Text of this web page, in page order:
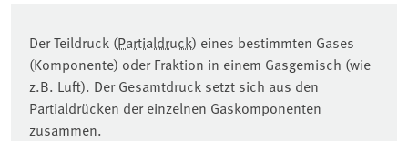
Der Teildruck (Partialdruck) eines bestimmten Gases
(Komponente) oder Fraktion in einem Gasgemisch (wie
z.B. Luft). Der Gesamtdruck setzt sich aus den
Partialdrücken der einzelnen Gaskomponenten
zusammen.